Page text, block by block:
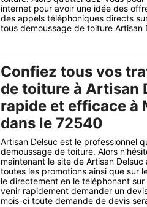
internet pour avoir une idée des
des appels téléphoniques directs
tous demoussage de toiture
Confiez tous vos
de toiture à Artisan
rapide et efficace à
dans le 72540
Artisan Delsuc est le professionnel
demoussage de toiture. Alors
maintenant le site de Artisan Delsuc
toutes les promotions ainsi que sur
le directement en le téléphonant
venir rapidement demander un
mois-ci toute demande de devis